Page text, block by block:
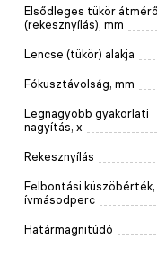
Elsődleges tükör
(rekesznyílás), mm
Lencse (tükör) alakja
Fókusztávolság, mm
Legnagyobb gyakorlati
nagyítás, x
Rekesznyílás
Felbontási küszöbérték,
ívmásodperc
Határmagnitúdó